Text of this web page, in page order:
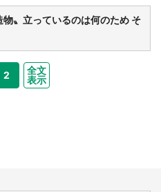
〟立っているのは何のため そ
2
全文
表示